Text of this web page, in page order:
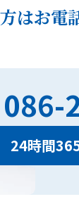
はお電
086-
24時間